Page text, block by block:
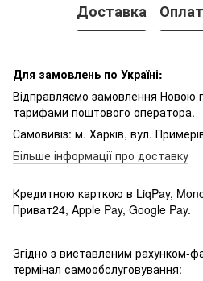
Доставка
Для замовлень по Україні:
Відправляємо замовлення
тарифами поштового оператора.
Самовивіз: м. Харків, вул.
Більше інформації про доставку
Кредитною карткою в LiqPay,
Приват24, Apple Pay, Google Pay.
Згідно з виставленим рахунком-
термінал самообслуговування: